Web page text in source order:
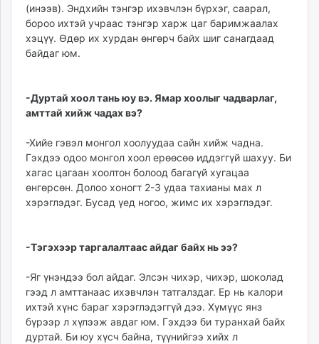
(инээв). Эндхийн тэнгэр ихэвчлэн бүрхэг, саарал,
бороо ихтэй учраас тэнгэр харж цаг баримжаалах
хэцүү. Өдөр их хурдан өнгөрч байх шиг санагдаад
байдаг юм.
-Дуртай хоол тань юу вэ. Ямар хоолыг чадварлаг,
амттай хийж чадах вэ?
-Хийе гэвэл монгол хоолуудаа сайн хийж чадна.
Гэхдээ одоо монгол хоол ерөөсөө иддэггүй шахуу. Би
хагас цагаан хоолтон болоод багагүй хугацаа
өнгөрсөн. Долоо хоногт 2-3 удаа тахианы мах л
хэрэглэдэг. Бусад үед ногоо, жимс их хэрэглэдэг.
-Тэгэхээр таргалалтаас айдаг байх нь ээ?
-Яг үнэндээ бол айдаг. Элсэн чихэр, чихэр, шоколад
гээд л амттанаас ихэвчлэн татгалздаг. Ер нь калори
ихтэй хүнс бараг хэрэглэдэггүй дээ. Хүмүүс янз
бүрээр л хүлээж авдаг юм. Гэхдээ би туранхай байх
дуртай. Би юу хүсч байна, түүнийгээ хийх л